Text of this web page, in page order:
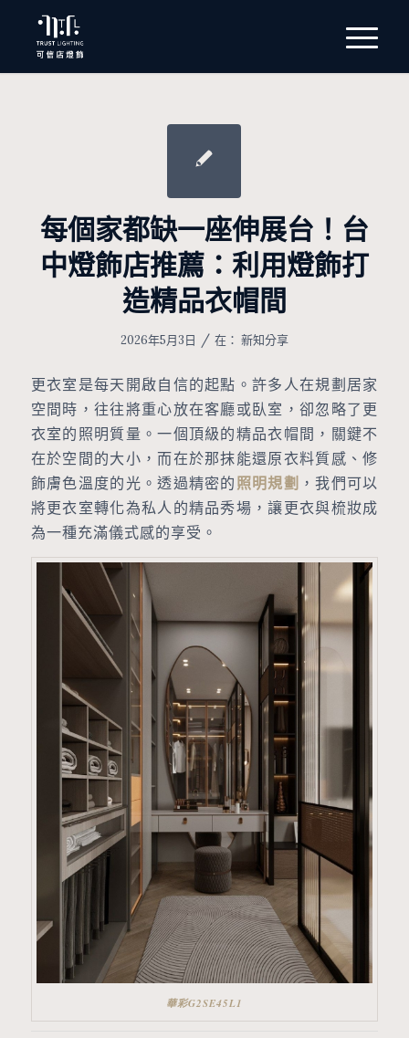
每個家都缺一座伸展台！台
中燈飾店推薦：利用燈飾打
造精品衣帽間
2026年5月3日 / 在： 新知分享
更衣室是每天開啟自信的起點。許多人在規劃居家
空間時，往往將重心放在客廳或臥室，卻忽略了更
衣室的照明質量。一個頂級的精品衣帽間，關鍵不
在於空間的大小，而在於那抹能還原衣料質感、修
飾膚色溫度的光。透過精密的 照明規劃 ，我們可以
將更衣室轉化為私人的精品秀場，讓更衣與梳妝成
為一種充滿儀式感的享受。
華彩G2SE45L1